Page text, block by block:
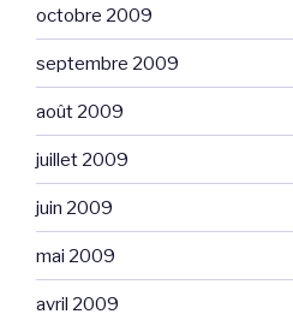
octobre 2009
septembre 2009
août 2009
juillet 2009
juin 2009
mai 2009
avril 2009